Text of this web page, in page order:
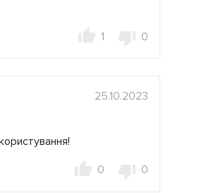
1 0
25.10.2023
0 0